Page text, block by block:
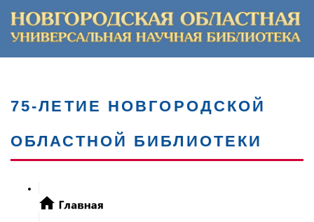
75-ЛЕТИЕ НОВГОРОДСКОЙ
ОБЛАСТНОЙ БИБЛИОТЕКИ